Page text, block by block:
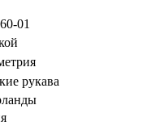
01
рукава